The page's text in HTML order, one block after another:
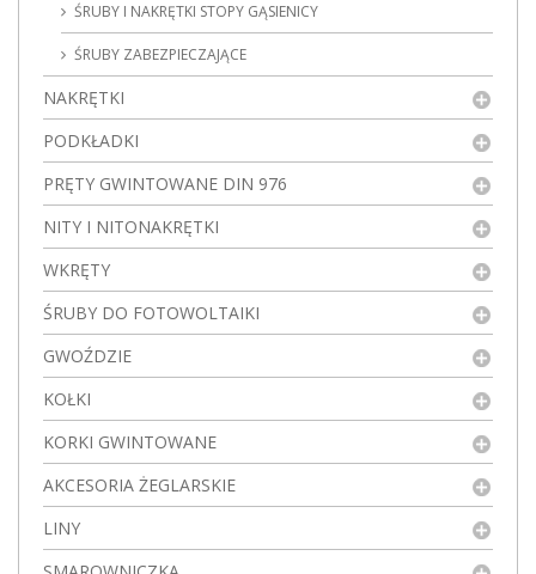
ŚRUBY I NAKRĘTKI STOPY GĄSIENICY
ŚRUBY ZABEZPIECZAJĄCE
NAKRĘTKI
PODKŁADKI
PRĘTY GWINTOWANE DIN 976
NITY I NITONAKRĘTKI
WKRĘTY
ŚRUBY DO FOTOWOLTAIKI
GWOŹDZIE
KOŁKI
KORKI GWINTOWANE
AKCESORIA ŻEGLARSKIE
LINY